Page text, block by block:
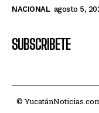
NACIONAL agosto 5,
SUBSCRIBETE
©